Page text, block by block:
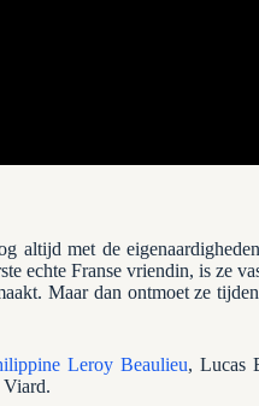
altijd met de
echte Franse vriendin, is ze
Maar dan ontmoet ze
Leroy Beaulieu, Lucas